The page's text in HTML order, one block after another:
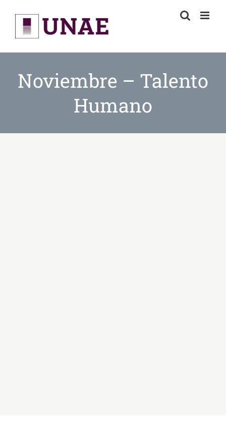
content
Noviembre – Talento
Humano